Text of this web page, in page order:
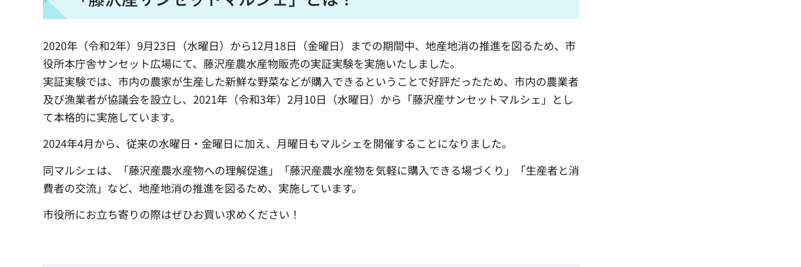
2020年（令和2年）9月23日（水曜日）から12月18日（金曜日）までの期間中、地産地消の推進を図るため、市
役所本庁舎サンセット広場にて、藤沢産農水産物販売の実証実験を実施いたしました。
実証実験では、市内の農家が生産した新鮮な野菜などが購入できるということで好評だったため、市内の農業者
及び漁業者が協議会を設立し、2021年（令和3年）2月10日（水曜日）から「藤沢産サンセットマルシェ」とし
て本格的に実施しています。
2024年4月から、従来の水曜日・金曜日に加え、月曜日もマルシェを開催することになりました。
同マルシェは、「藤沢産農水産物への理解促進」「藤沢産農水産物を気軽に購入できる場づくり」「生産者と消
費者の交流」など、地産地消の推進を図るため、実施しています。
市役所にお立ち寄りの際はぜひお買い求めください！